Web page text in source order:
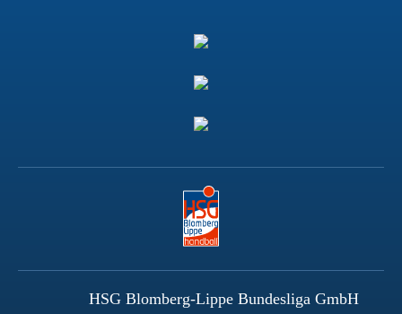
HSG Blomberg-Lippe Bundesliga GmbH